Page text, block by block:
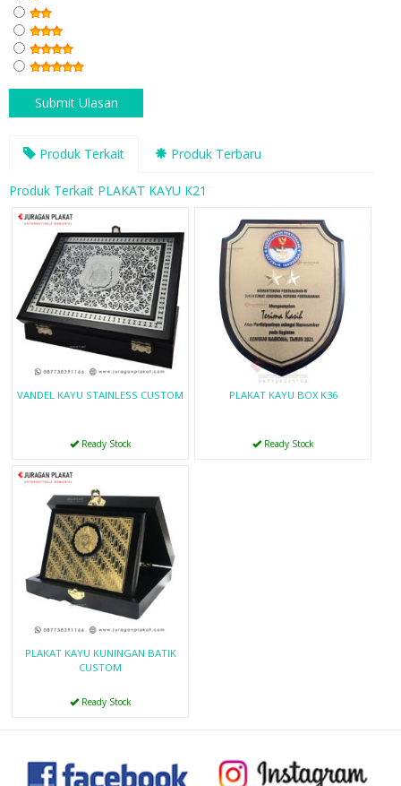
Produk Terkait Produk Terbaru
Produk Terkait PLAKAT KAYU K21
VANDEL KAYU STAINLESS CUSTOM
Ready Stock
PLAKAT KAYU BOX K36
Ready Stock
PLAKAT KAYU KUNINGAN BATIK
CUSTOM
Ready Stock